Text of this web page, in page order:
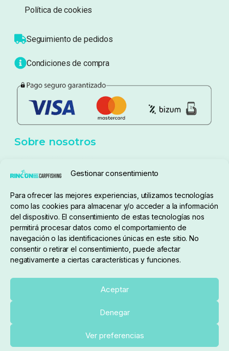
Gestionar consentimiento
Para ofrecer las mejores experiencias, utilizamos tecnologías
como las cookies para almacenar y/o acceder a la información
del dispositivo. El consentimiento de estas tecnologías nos
permitirá procesar datos como el comportamiento de
navegación o las identificaciones únicas en este sitio. No
consentir o retirar el consentimiento, puede afectar
negativamente a ciertas características y funciones.
Aceptar
Denegar
Ver preferencias
Política de cookies
Seguimiento de pedidos
Condiciones de compra
Sobre nosotros
pedidos@elrincondelcarpfishing.com
910 824 923
Lunes a Viernes de 10:00 a 14:00 horas y 17:00 a
20:00
Paseo de Guadalajara, 36. Local 3. 28702. San
reservados.